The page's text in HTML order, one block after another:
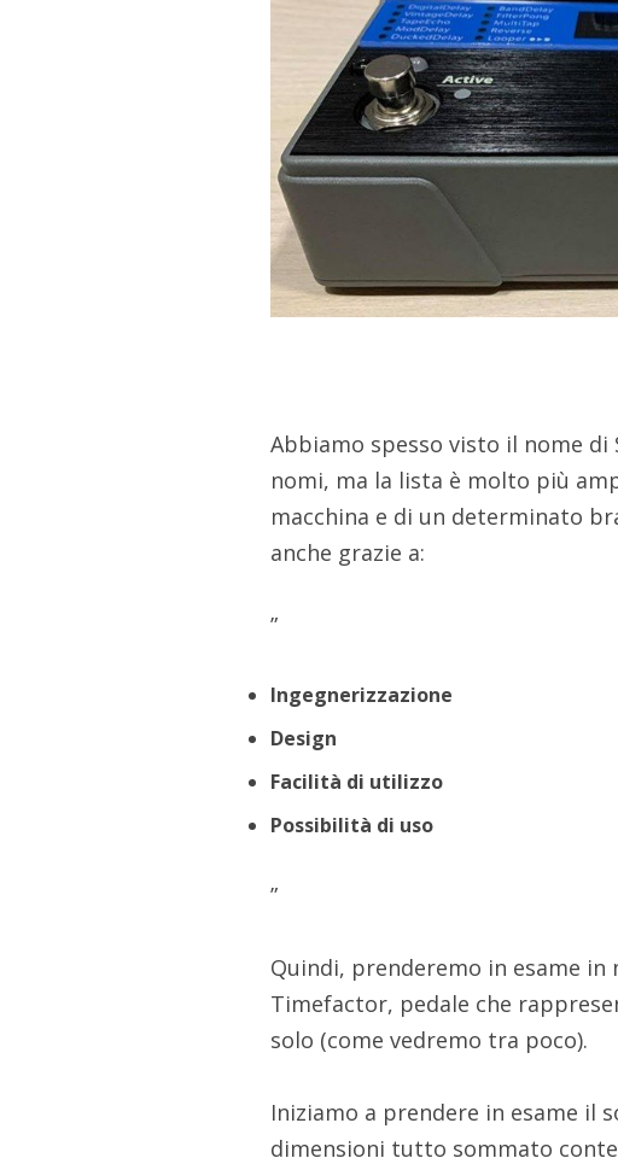
Abbiamo spesso visto il nome
nomi, ma la lista è molto più
macchina e di un determinato
anche grazie a:
”
Ingegnerizzazione
Design
Facilità di utilizzo
Possibilità di uso
”
Quindi, prenderemo in esame
Timefactor, pedale che
solo (come vedremo tra poco).
Iniziamo a prendere in esame il
dimensioni tutto sommato